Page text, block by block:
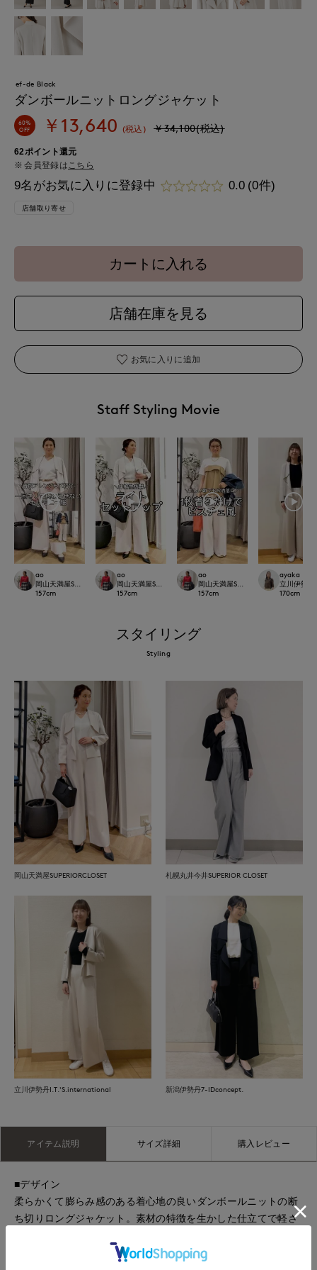
ef-de Black
ダンボールニットロングジャケット
60%
OFF
￥13,640 (税込) ￥34,100(税込)
62ポイント還元
会員登録は こちら
9名がお気に入りに登録中 0.0 (0件)
店舗取り寄せ
カートに入れる
店舗在庫を見る
お気に入りに追加
Staff Styling Movie
ao
岡山天満屋SUPERIORCLOSET
157cm
ao
岡山天満屋SUPERIORCLOSET
157cm
ao
岡山天満屋SUPERIORCLOSET
157cm
ayaka
立川伊勢
170cm
スタイリング
Styling
岡山天満屋SUPERIORCLOSET 札幌丸井今井SUPERIOR CLOSET
立川伊勢丹I.T.'S.international 新潟伊勢丹7-IDconcept.
アイテム説明 サイズ詳細 購入レビュー
■デザイン
柔らかくて膨らみ感のある着心地の良いダンボールニットの断
ち切りロングジャケット。素材の特徴を生かした仕立てで軽さ
ドレープがエレガントで華やかですが、気負わずにさらりと羽